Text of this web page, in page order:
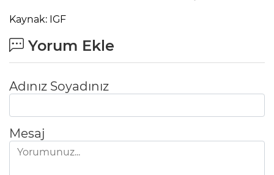
Kaynak: IGF
Yorum Ekle
Adınız Soyadınız
Mesaj